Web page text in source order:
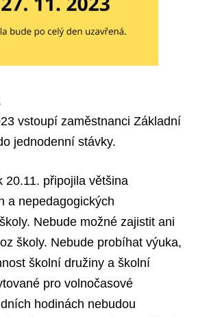
vstoupí zaměstnanci Základní
jednodenní stávky.
20.11. připojila většina
a nepedagogických
Nebude možné zajistit ani
školy. Nebude probíhat výuka,
školní družiny a školní
pro volnočasové
hodinách nebudou